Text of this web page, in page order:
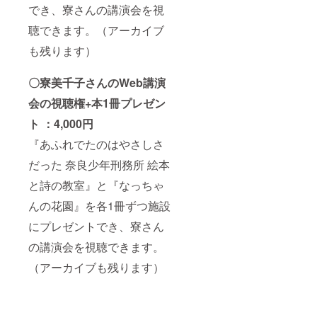
でき、寮さんの講演会を視
聴できます。（アーカイブ
も残ります）
〇寮美千子さんのWeb講演
会の視聴権+本1冊プレゼン
ト ：4,000円
『あふれでたのはやさしさ
だった 奈良少年刑務所 絵本
と詩の教室』と『なっちゃ
んの花園』を各1冊ずつ施設
にプレゼントでき、寮さん
の講演会を視聴できます。
（アーカイブも残ります）